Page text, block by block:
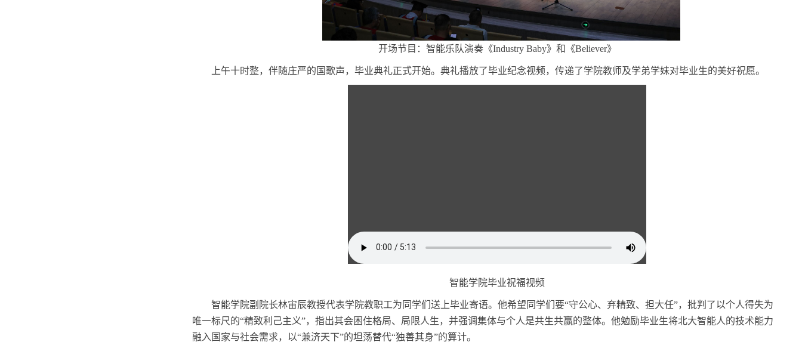
开场节目：智能乐队演奏《Industry Baby》和《Believer》
上午十时整，伴随庄严的国歌声，毕业典礼正式开始。典礼播放了毕业纪念视频，传递了学院教师及学弟学妹对毕业生的美好祝愿。
智能学院毕业祝福视频
智能学院副院长林宙辰教授代表学院教职工为同学们送上毕业寄语。他希望同学们要“守公心、弃精致、担大任”，批判了以个人得失为
唯一标尺的“精致利己主义”，指出其会困住格局、局限人生，并强调集体与个人是共生共赢的整体。他勉励毕业生将北大智能人的技术能力
融入国家与社会需求，以“兼济天下”的坦荡替代“独善其身”的算计。